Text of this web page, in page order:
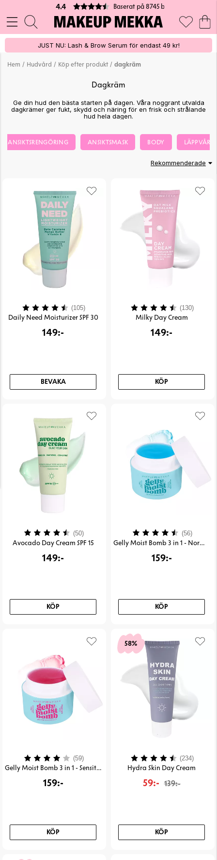
4.4 Baserat på 8745 betyg
JUST NU: Lash & Brow Serum för endast 49 kr!
Hem / Hudvård / Köp efter produkt / dagkräm
Dagkräm
Ge din hud den bästa starten på dagen. Våra noggrant utvalda
dagkrämer ger fukt, skydd och näring för en frisk och strålande
hud hela dagen.
ANSIKTSRENGÖRING ANSIKTSMASK BODY LÄPPVÅRD
Rekommenderade
Daily Need Moisturizer SPF 30
149:-
BEVAKA
Betyg: (105) 4.3 utav 5 stjärnor
Milky Day Cream
149:-
KÖP
Betyg: (130)
Avocado Day Cream SPF 15
149:-
KÖP
Betyg: (50)4.4 utav 5 stjärnor
Gelly Moist Bomb 3 in 1 - Normal/Dry Skin
159:-
KÖP
Betyg: (56)4.3
Gelly Moist Bomb 3 in 1 - Sensitive Skin
159:-
KÖP
Betyg: (59)4.0 utav 5 stjärnor
58%
Hydra Skin Day Cream
59:- 139:-
KÖP
Betyg: (234)